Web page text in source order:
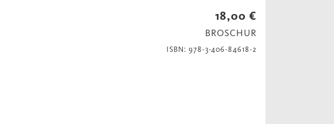
18,00 €
BROSCHUR
ISBN: 978-3-406-84618-2